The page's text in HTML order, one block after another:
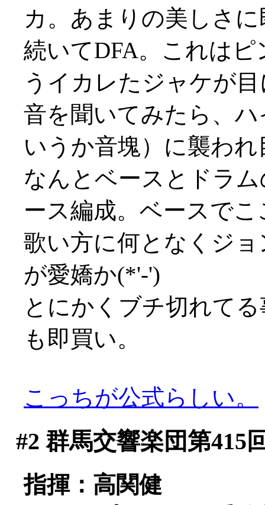
カ。あまりの美しさ
続いてDFA。これは
うイカレたジャケが
音を聞いてみたら、
いうか音塊）に襲わ
なんとベースとドラ
ース編成。ベースで
歌い方に何となくジ
が愛嬌か(*'-')
とにかくブチ切れて
も即買い。
こっちが公式らしい。
#2 群馬交響楽団第415
指揮：高関健